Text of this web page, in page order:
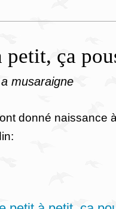
petit, ça
musaraigne
donné naissance